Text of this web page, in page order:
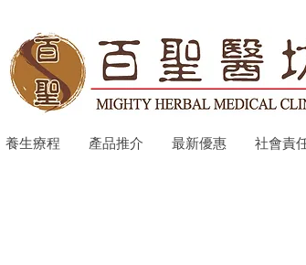
養生療程 產品推介 最新優惠 社會責